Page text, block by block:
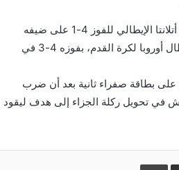
أحرز لازار ساماردزيتش هدفا من ركلة جزاء في الوقت بدل الضائع، ليقود أتلانتا الإيطالي للفوز 4-1 على ضيفه
بروسيا دورتموند الألماني اليوم الأربعاء، والتأهل إلى دور 16 من دوري أبطال أوروبا لكرة القدم، بفوزه 4-3 في
بطاقة صفراء ثانية بعد أن ضرب
في تحويل ركلة الجزاء إلى هدف ليقود
مشاركة عبر البريد طباعة